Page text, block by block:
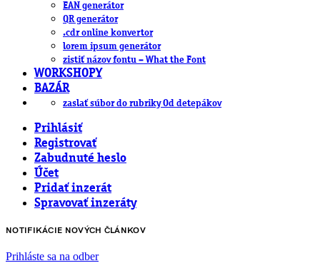
EAN generátor
QR generátor
.cdr online konvertor
lorem ipsum generátor
zistiť názov fontu – What the Font
WORKSHOPY
BAZÁR
zaslať súbor do rubriky Od detepákov
Prihlásiť
Registrovať
Zabudnuté heslo
Účet
Pridať inzerát
Spravovať inzeráty
NOTIFIKÁCIE NOVÝCH ČLÁNKOV
Prihláste sa na odber